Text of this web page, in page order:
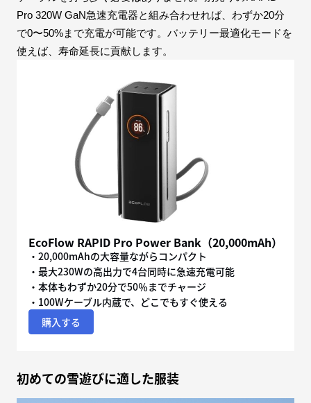
Pro 320W GaN急速充電器と組み合わせれば、わずか20分
で0〜50%まで充電が可能です。バッテリー最適化モードを
使えば、寿命延長に貢献します。
EcoFlow RAPID Pro Power Bank（20,000mAh）
・20,000mAhの大容量ながらコンパクト
・最大230Wの高出力で4台同時に急速充電可能
・本体もわずか20分で50％までチャージ
・100Wケーブル内蔵で、どこでもすぐ使える
購入する
初めての雪遊びに適した服装